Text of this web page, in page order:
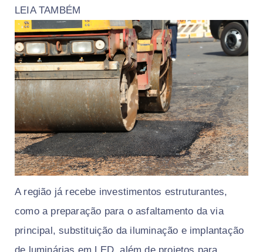
LEIA TAMBÉM
A região já recebe investimentos estruturantes,
como a preparação para o asfaltamento da via
principal, substituição da iluminação e implantação